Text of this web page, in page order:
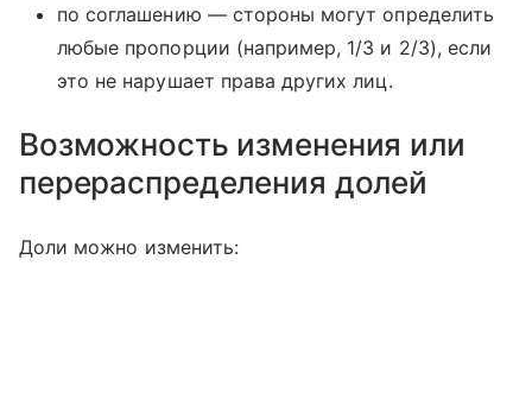
по соглашению — стороны могут определить
любые пропорции (например, 1/3 и 2/3), если
это не нарушает права других лиц.
Возможность изменения или
перераспределения долей
Доли можно изменить: